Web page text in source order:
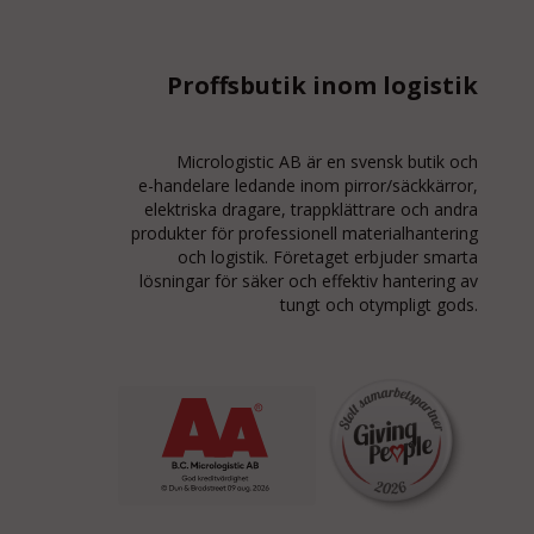
Proffsbutik inom logistik
Micrologistic AB är en svensk butik och
e-handelare ledande inom pirror/säckkärror,
elektriska dragare, trappklättrare och andra
produkter för professionell materialhantering
och logistik. Företaget erbjuder smarta
lösningar för säker och effektiv hantering av
tungt och otympligt gods.